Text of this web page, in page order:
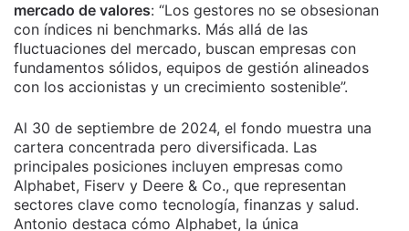
mercado de valores: “Los gestores no se obsesionan
con índices ni benchmarks. Más allá de las
fluctuaciones del mercado, buscan empresas con
fundamentos sólidos, equipos de gestión alineados
con los accionistas y un crecimiento sostenible”.
Al 30 de septiembre de 2024, el fondo muestra una
cartera concentrada pero diversificada. Las
principales posiciones incluyen empresas como
Alphabet, Fiserv y Deere & Co., que representan
sectores clave como tecnología, finanzas y salud.
Antonio destaca cómo Alphabet, la única